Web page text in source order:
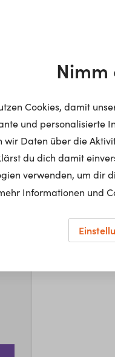
Nimm
Cookies, damit
und personalisierte
wir Daten über die
du dich damit
verwenden, um dir
Informationen und